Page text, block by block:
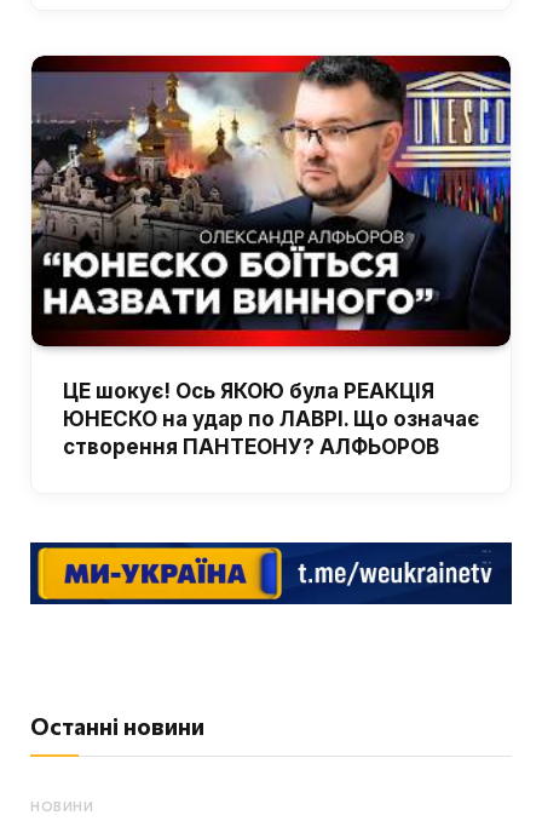
ЦЕ шокує! Ось ЯКОЮ була РЕАКЦІЯ
ЮНЕСКО на удар по ЛАВРІ. Що означає
створення ПАНТЕОНУ? АЛФЬОРОВ
Останні новини
НОВИНИ